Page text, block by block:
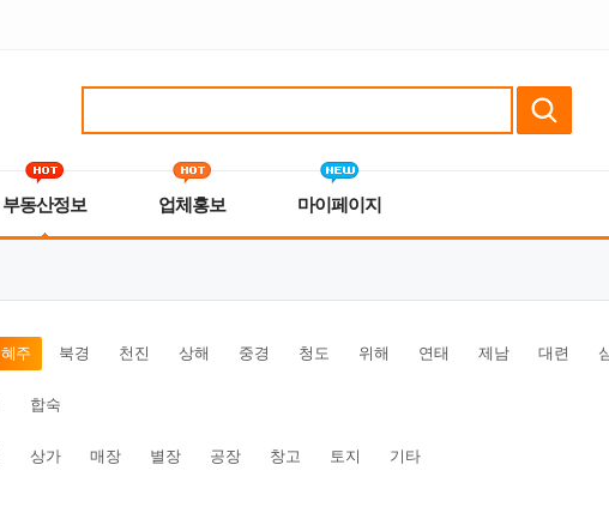
부동산정보 업체홍보 마이페이지
혜주 북경 천진 상해 중경 청도 위해 연태 제남 대련
합숙
상가 매장 별장 공장 창고 토지 기타